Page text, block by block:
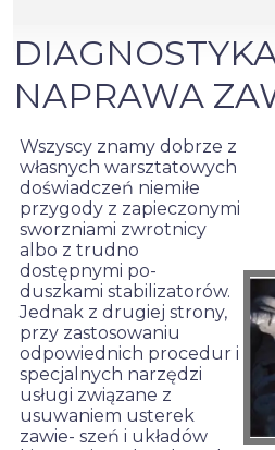
NAPRAWA
Wszyscy znamy dobrze z
własnych warsztatowych
doświadczeń niemiłe
przygody z zapieczonymi
sworzniami zwrotnicy
albo z trudno
dostępnymi po-
duszkami stabilizatorów.
Jednak z drugiej strony,
przy zastosowaniu
odpowiednich procedur i
specjalnych narzędzi
usługi związane z
usuwaniem usterek
zawie- szeń i układów